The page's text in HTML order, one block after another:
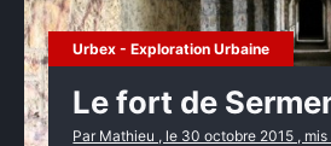
Urbex - Exploration Urbaine
Le fort de
Par Mathieu , le 30 octobre 2015 , mis